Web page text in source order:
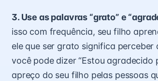
3. Use as palavras “grato” e
isso com frequência, seu filho
ele que ser grato significa
você pode dizer “Estou agradecido
apreço do seu filho pelas pessoas